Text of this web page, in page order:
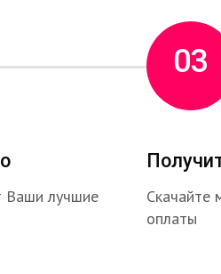
Ваши лучшие
03
Скачайте
оплаты